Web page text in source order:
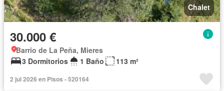
Chalet
30.000 €
Barrio de La Peña, Mieres
3 Dormitorios
1 Baño 113 m²
2 jul 2026 en Pisos - 520164